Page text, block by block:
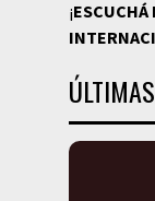
¡ESCUCHÁ